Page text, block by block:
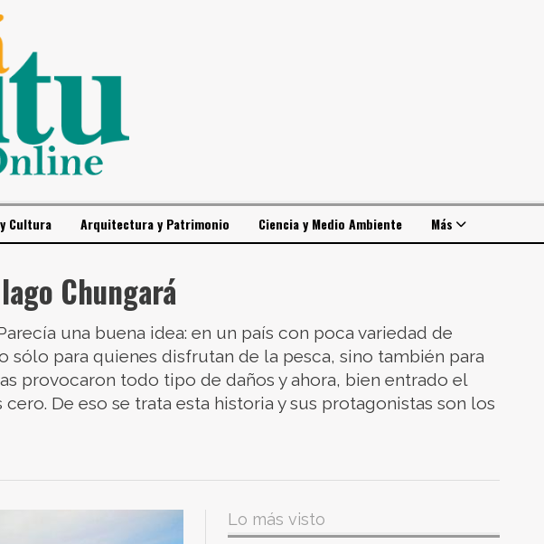
Cultura Arquitectura y Patrimonio Ciencia y Medio Ambiente Más
Chungará
una buena idea: en un país con poca variedad de
para quienes disfrutan de la pesca, sino también para
provocaron todo tipo de daños y ahora, bien entrado el
De eso se trata esta historia y sus protagonistas son los
Lo más visto